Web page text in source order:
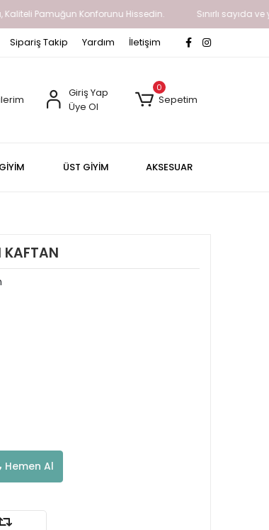
Pamuğun Konforunu Hissedin. Sınırlı sayıda ve
Sipariş Takip Yardım İletişim
Giriş Yap
Üye Ol
0
Sepetim
ÜST GİYİM AKSESUAR
KAFTAN
Hemen Al